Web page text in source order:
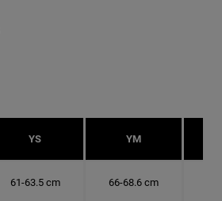
YS YM
61-63.5 cm 66-68.6 cm